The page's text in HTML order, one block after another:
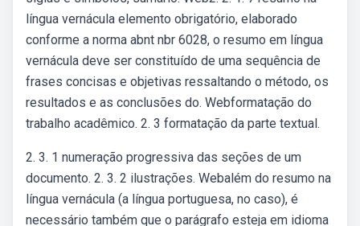
língua vernácula elemento obrigatório, elaborado
conforme a norma abnt nbr 6028, o resumo em língua
vernácula deve ser constituído de uma sequência de
frases concisas e objetivas ressaltando o método, os
resultados e as conclusões do. Webformatação do
trabalho acadêmico. 2. 3 formatação da parte textual.
2. 3. 1 numeração progressiva das seções de um
documento. 2. 3. 2 ilustrações. Webalém do resumo na
língua vernácula (a língua portuguesa, no caso), é
necessário também que o parágrafo esteja em idioma